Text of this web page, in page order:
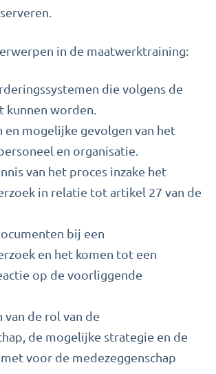
in de maatwerktraining:
die volgens de
kunnen worden.
en mogelijke gevolgen van het
en organisatie.
van het proces inzake het
in relatie tot artikel 27 van de
bij een
en het komen tot een
op de voorliggende
de rol van de
de mogelijke strategie en de
voor de medezeggenschap